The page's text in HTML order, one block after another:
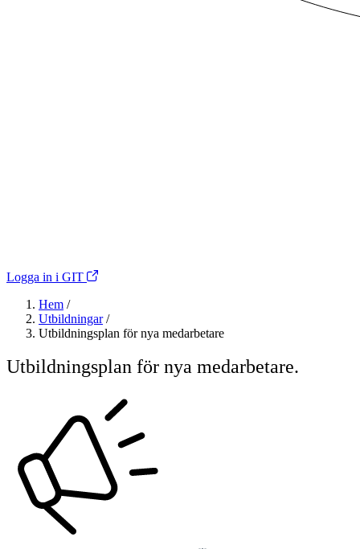
Logga in i GIT
Hem /
Utbildningar /
Utbildningsplan för nya medarbetare
Utbildningsplan för nya medarbetare.